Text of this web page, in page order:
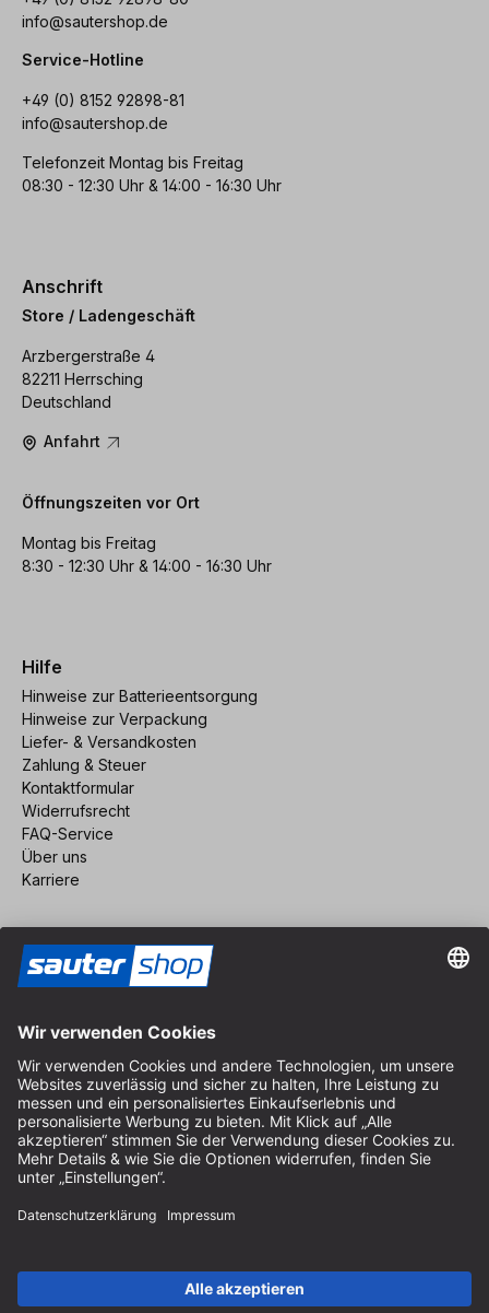
info@sautershop.de
Service-Hotline
+49 (0) 8152 92898-81
info@sautershop.de
Telefonzeit Montag bis Freitag
08:30 - 12:30 Uhr & 14:00 - 16:30 Uhr
Anschrift
Store / Ladengeschäft
Arzbergerstraße 4
82211 Herrsching
Deutschland
Anfahrt
Öffnungszeiten vor Ort
Montag bis Freitag
8:30 - 12:30 Uhr & 14:00 - 16:30 Uhr
Hilfe
Hinweise zur Batterieentsorgung
Hinweise zur Verpackung
Liefer- & Versandkosten
Zahlung & Steuer
Kontaktformular
Widerrufsrecht
FAQ-Service
Über uns
Karriere
Impressum
AGB
Datenschutz
Cookie-Einstellungen
© 2026 sauter GmbH
* kostenloser Versand ab 150 Euro Bestellwert innerhalb
Deutschlands für die Standard-Paketgrößen - ausgenommen
Sperrgut und Fracht